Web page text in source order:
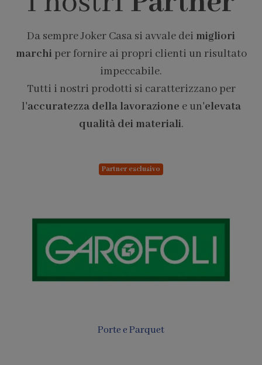
Da sempre Joker Casa si avvale dei migliori
marchiper fornire ai propri clienti un risultato
impeccabile.
Tutti i nostri prodotti si caratterizzano per
l'accuratezza della lavorazione e un'elevata
qualità dei materiali.
Partner esclusivo
Porte e Parquet